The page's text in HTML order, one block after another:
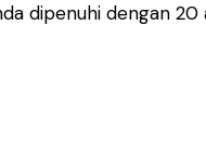
dipenuhi dengan